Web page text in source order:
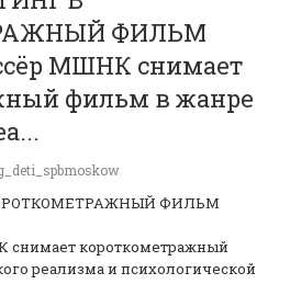
ФИЛЬМ
МШНК снимает
фильм в жанре
ФИЛЬМ
короткометражный
реализма и психологической